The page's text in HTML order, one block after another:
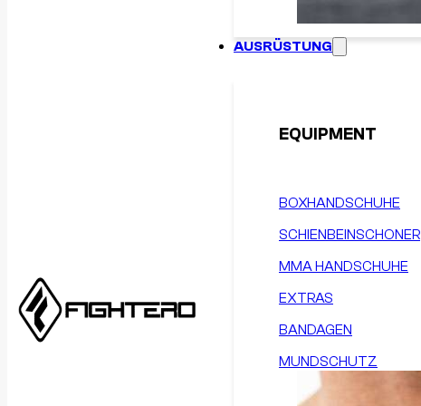
AUSRÜSTUNG
EQUIPMENT
BOXHANDSCHUHE
SCHIENBEINSCHONER
MMA HANDSCHUHE
EXTRAS
BANDAGEN
MUNDSCHUTZ